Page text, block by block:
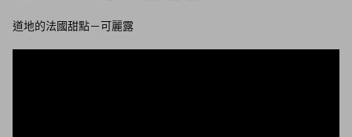
道地的法國甜點－可麗露